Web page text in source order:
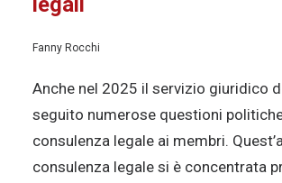
Fanny Rocchi
Anche nel 2025 il servizio giuridico
seguito numerose questioni
consulenza legale ai membri.
consulenza legale si è concentrata